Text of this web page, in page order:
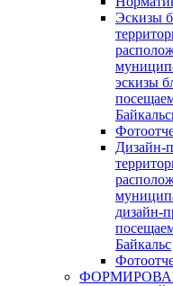
Эскизы
эскизы
Дизайн-
дизайн-
Байкальс